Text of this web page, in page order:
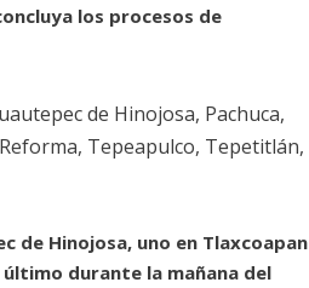
los procesos de
de Hinojosa, Pachuca,
Tepeapulco, Tepetitlán,
de Hinojosa, uno en Tlaxcoapan
durante la mañana del